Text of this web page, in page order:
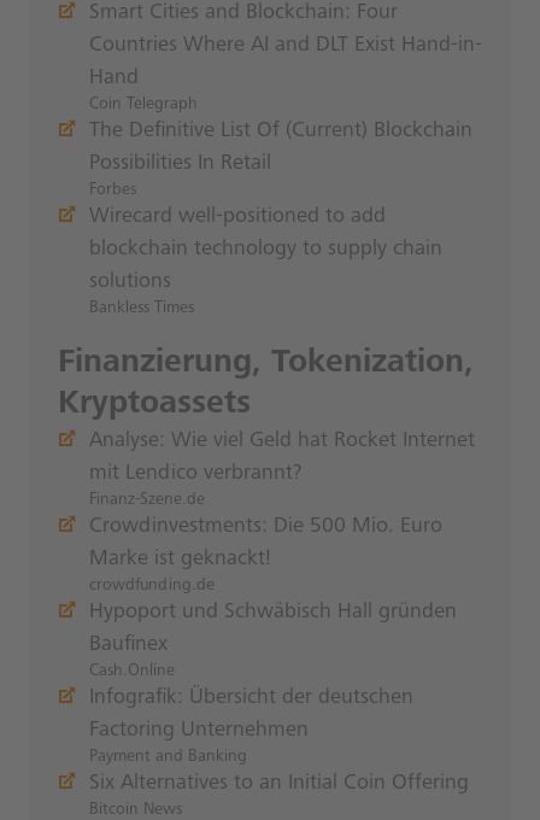
Smart Cities and Blockchain: Four
Countries Where AI and DLT Exist Hand-in-
Hand
Coin Telegraph
The Definitive List Of (Current) Blockchain
Possibilities In Retail
Forbes
Wirecard well-positioned to add
blockchain technology to supply chain
solutions
Bankless Times
Finanzierung, Tokenization,
Kryptoassets
Analyse: Wie viel Geld hat Rocket Internet
mit Lendico verbrannt?
Finanz-Szene.de
Crowdinvestments: Die 500 Mio. Euro
Marke ist geknackt!
crowdfunding.de
Hypoport und Schwäbisch Hall gründen
Baufinex
Cash.Online
Infografik: Übersicht der deutschen
Factoring Unternehmen
Payment and Banking
Six Alternatives to an Initial Coin Offering
Bitcoin News